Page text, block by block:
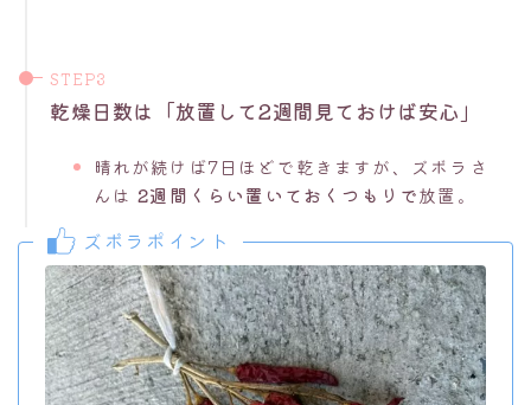
乾燥日数は「放置して2週間見ておけば安心」
晴れが続けば7日ほどで乾きますが、ズボラさ
んは2週間くらい置いておくつもりで放置。
ズボラポイント